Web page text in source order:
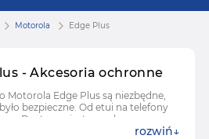
- Akcesoria ochronne
Motorola Edge Plus są niezbędne,
bezpieczne. Od etui na telefony
Dostępna jest szeroka gama
Motorola Edge Plus pozostanie
rozwiń
Motorola Edge Plus